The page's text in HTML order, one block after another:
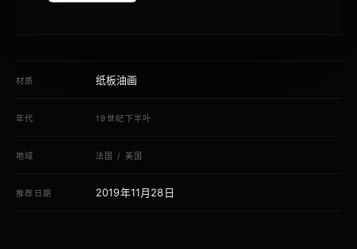
材质 纸板油画
年代 19世纪下半叶
地域 法国 /美国
推荐日期 2019年11月28日